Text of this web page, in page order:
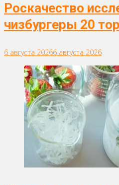
Роскачество
чизбургеры 20
6 августа 20266 августа 2026